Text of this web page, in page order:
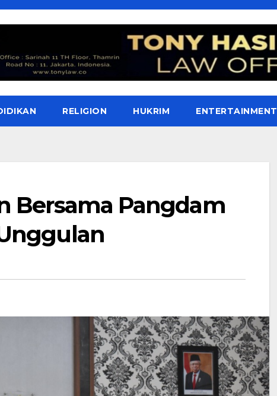
RELIGION HUKRIM ENTERTAINMENT
Bersama Pangdam